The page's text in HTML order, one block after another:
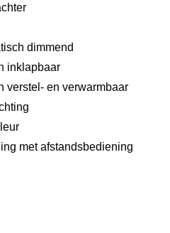
dimmend
inklapbaar
verstel- en verwarmbaar
met afstandsbediening